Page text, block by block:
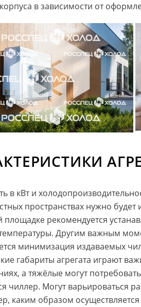
в зависимости от
в кВт и
пространствах нужно
рекомендуется
Другим важным
минимизация издаваемых
габариты агрегата играют
а тяжёлые могут
чиллер. Могут варьироваться
каким образом